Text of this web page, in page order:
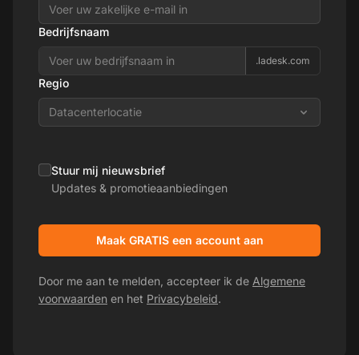
Bedrijfsnaam
.ladesk.com
Regio
Datacenterlocatie
Stuur mij nieuwsbrief
Updates & promotieaanbiedingen
Maak GRATIS een account aan
Door me aan te melden, accepteer ik de Algemene
voorwaarden en het Privacybeleid.